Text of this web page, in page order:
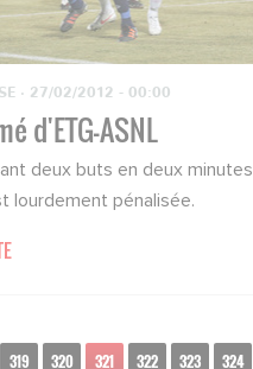
· 27/02/2012 - 00:00
d'ETG-ASNL
deux buts en deux minutes,
lourdement pénalisée.
319 320 321 322 323 324